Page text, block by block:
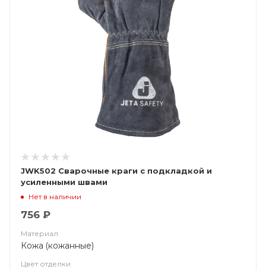
JWK502 Сварочные краги c подкладкой и
усиленными швами
Нет в наличии
756 ₽
Материал
Кожа (кожанные)
Цвет отделки